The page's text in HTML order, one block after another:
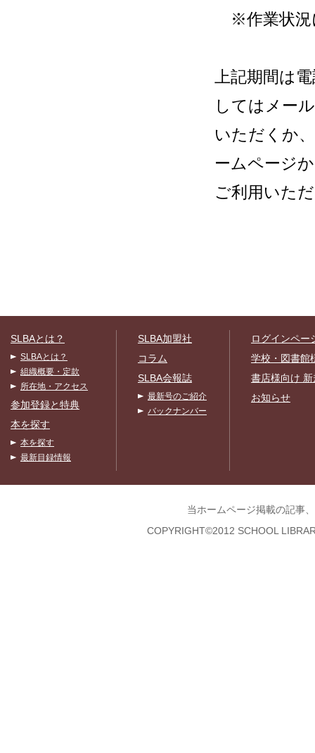
※作業状況
上記期間は
してはメー
いただくか
ームページ
ご利用いた
SLBAとは？
SLBAとは？
組織概要・定款
所在地・アクセス
参加登録と特典
本を探す
本を探す
最新目録情報
SLBA加盟社
コラム
SLBA会報誌
最新号のご紹介
バックナンバー
ログインペー
学校・図書館
書店様向け
お知らせ
当ホームページ掲載の記事
COPYRIGHT©2012 SCHOOL